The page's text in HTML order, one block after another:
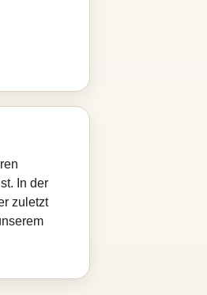
In der
zuletzt